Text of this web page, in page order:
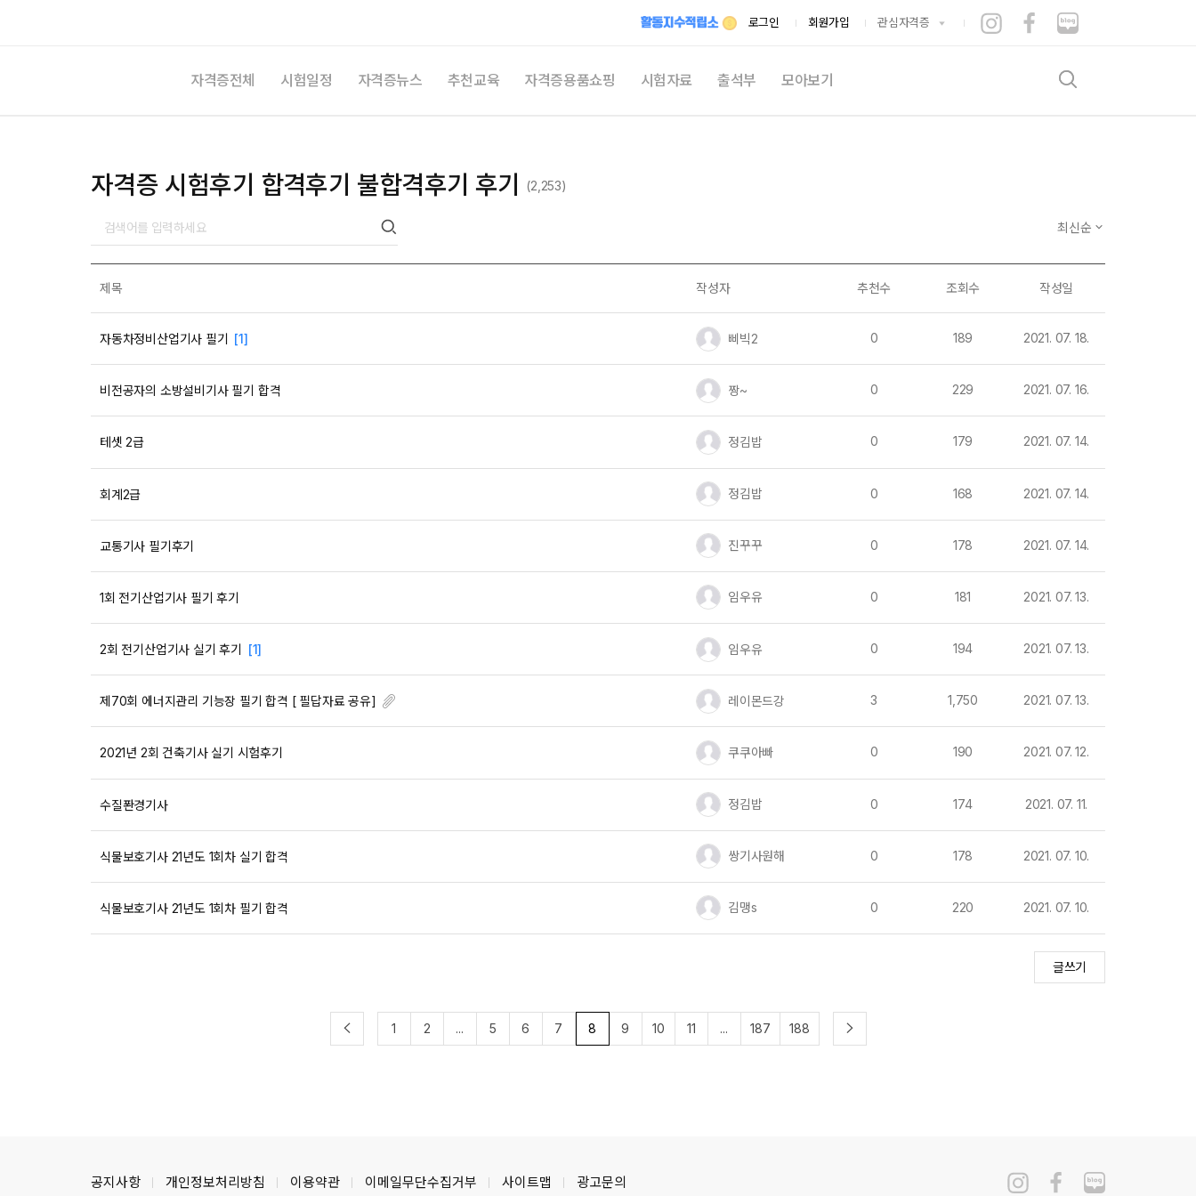
로그인 회원가입 관심자격증
자격증전체 시험일정 자격증뉴스 추천교육 자격증용품쇼핑 시험자료 출석부 모아보기 검색
자격증 시험후기 합격후기 불합격후기 후기 (2,253)
최신순
제목 작성자 추천수 조회수 작성일
자동차정비산업기사 필기 [1] 유저 이미지
삐빅2 0 189 2021. 07. 18.
비전공자의 소방설비기사 필기 합격 유저 이미지
짱~ 0 229 2021. 07. 16.
테셋 2급 유저 이미지
정김밥 0 179 2021. 07. 14.
회계2급 유저 이미지
정김밥 0 168 2021. 07. 14.
교통기사 필기후기 유저 이미지
진꾸꾸 0 178 2021. 07. 14.
1회 전기산업기사 필기 후기 유저 이미지
임우유 0 181 2021. 07. 13.
2회 전기산업기사 실기 후기 [1] 유저 이미지
임우유 0 194 2021. 07. 13.
제70회 에너지관리 기능장 필기 합격 [ 필답자료 공유] 유저 이미지레이몬드강 3 1,750 2021. 07. 13.
2021년 2회 건축기사 실기 시험후기 유저 이미지
쿠쿠아빠 0 190 2021. 07. 12.
수질퐌경기사 유저 이미지
정김밥 0 174 2021. 07. 11.
식물보호기사 21년도 1회차 실기 합격 유저 이미지쌍기사원해 0 178 2021. 07. 10.
식물보호기사 21년도 1회차 필기 합격 유저 이미지
김맹s 0 220 2021. 07. 10.
글쓰기
1 2 ... 5 6 7 8 9 10 11 ... 187 188
공지사항 개인정보처리방침 이용약관 이메일무단수집거부 사이트맵 광고문의